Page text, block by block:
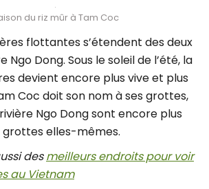
du riz mûr à Tam Coc
flottantes s’étendent des deux
Ngo Dong. Sous le soleil de l’été, la
devient encore plus vive et plus
Coc doit son nom à ses grottes,
Ngo Dong sont encore plus
grottes elles-mêmes.
desmeilleurs endroits pour voir
au Vietnam